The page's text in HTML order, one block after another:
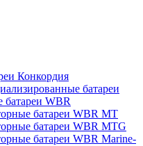
Конкордия
батареи
батареи WBR
батареи WBR MT
батареи WBR MTG
батареи WBR Marine-